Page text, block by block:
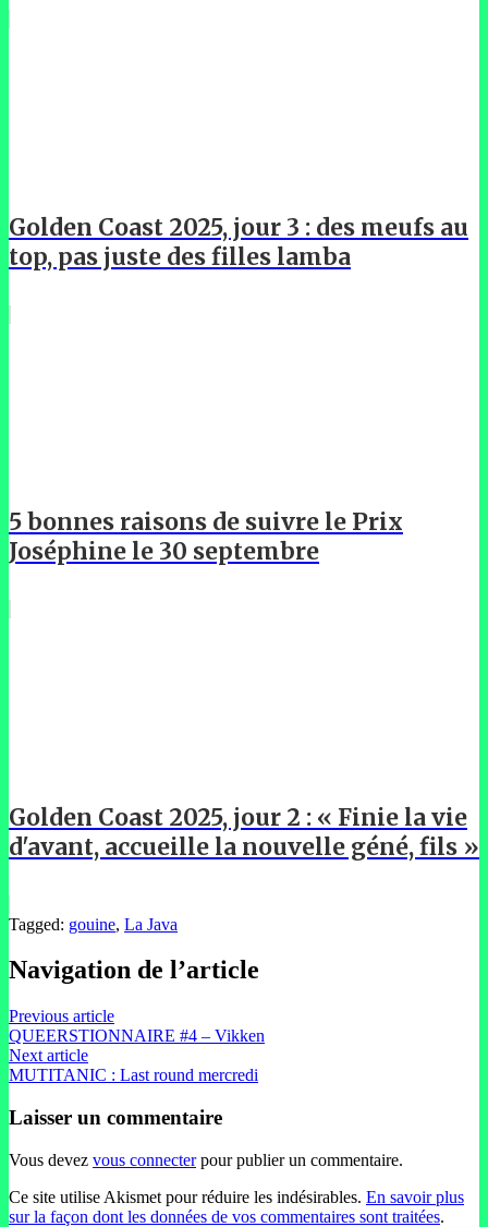
Golden Coast 2025, jour 3 : des meufs au
top, pas juste des filles lamba
5 bonnes raisons de suivre le Prix
Joséphine le 30 septembre
Golden Coast 2025, jour 2 : « Finie la vie
d'avant, accueille la nouvelle géné, fils »
Tagged: gouine, La Java
Navigation de l’article
Previous article
QUEERSTIONNAIRE #4 – Vikken
Next article
MUTITANIC : Last round mercredi
Laisser un commentaire
Vous devez vous connecterpour publier un commentaire.
Ce site utilise Akismet pour réduire les indésirables. En savoir plus
sur la façon dont les données de vos commentaires sont traitées.